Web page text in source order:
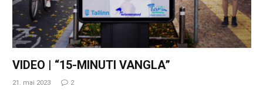
VIDEO | “15-MINUTI VANGLA”
21. mai 2023 2